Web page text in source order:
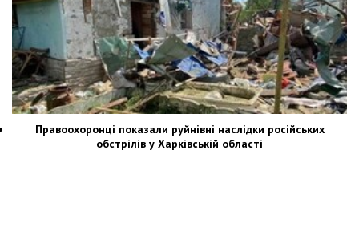
Правоохоронці показали руйнівні наслідки російських
обстрілів у Харківській області